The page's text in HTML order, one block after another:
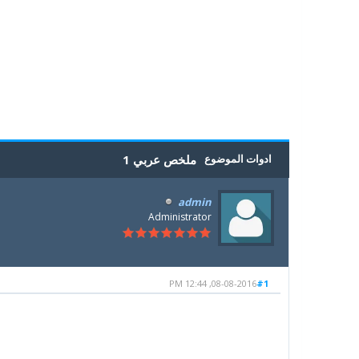
ادوات الموضوع ملخص عربي 1
admin
Administrator
#1
08-08-2016, 12:44 PM